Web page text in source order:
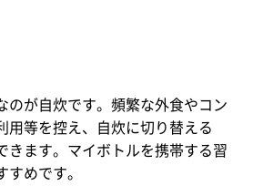
のが自炊です。頻繁な外食やコン
用等を控え、自炊に切り替える
きます。マイボトルを携帯する習
めです。